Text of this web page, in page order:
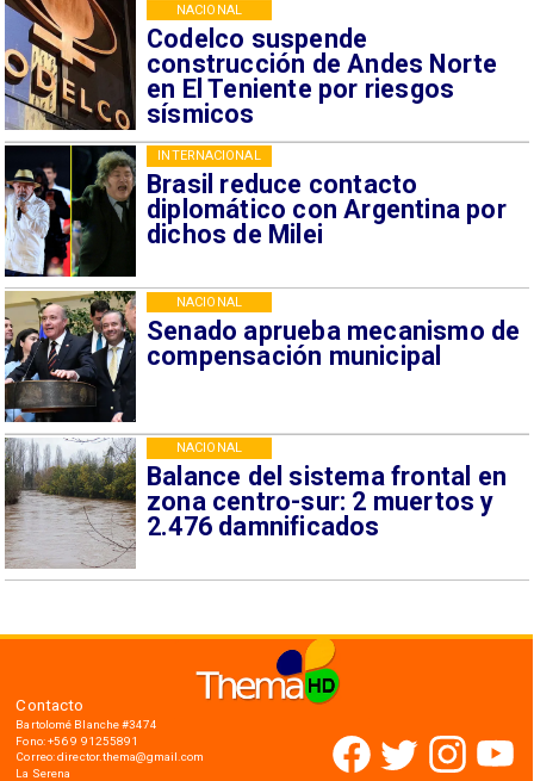
Codelco suspende
construcción de Andes Norte
en El Teniente por riesgos
sísmicos
NACIONAL
Brasil reduce contacto
diplomático con Argentina por
dichos de Milei
INTERNACIONAL
Senado aprueba mecanismo de
compensación municipal
NACIONAL
Balance del sistema frontal en
zona centro-sur: 2 muertos y
2.476 damnificados
NACIONAL
Contacto
Bartolomé Blanche #3474
Fono: +56 9 91255891
Correo: director.thema@gmail.com
La Serena